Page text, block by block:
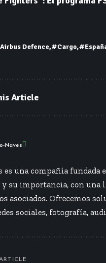
Defence #Cargo
Article
Naves
es una compañía
su importancia, con una
asociados. Ofrecemos
sociales, fotografía,